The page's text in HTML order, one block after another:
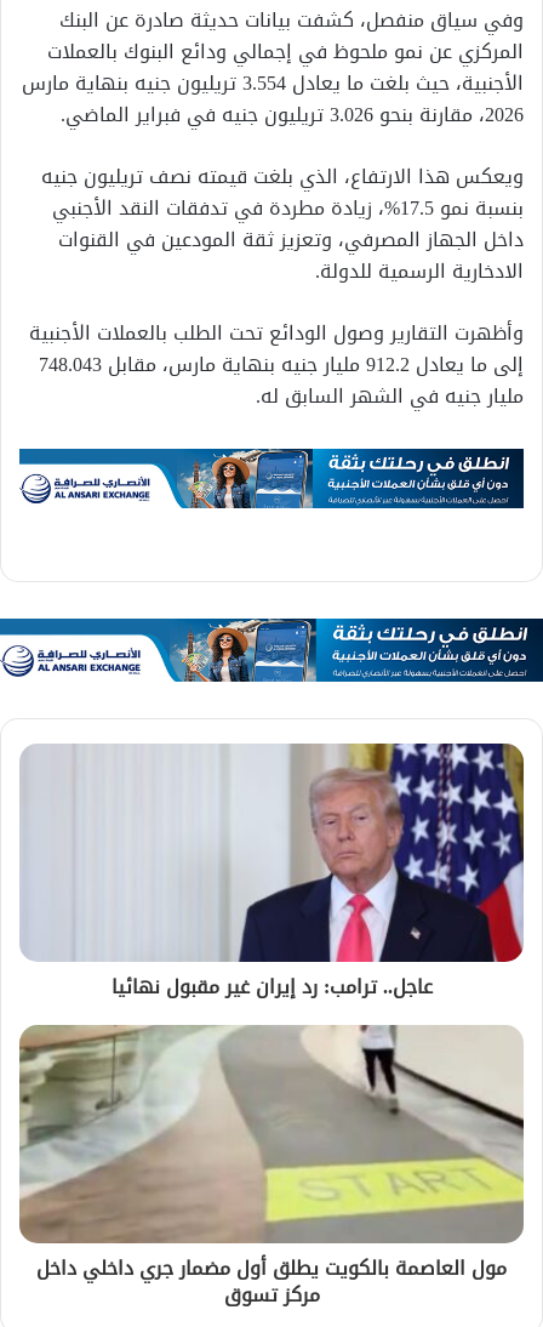
وفي سياق منفصل، كشفت بيانات حديثة صادرة عن البنك
المركزي عن نمو ملحوظ في إجمالي ودائع البنوك بالعملات
الأجنبية، حيث بلغت ما يعادل 3.554 تريليون جنيه بنهاية مارس
2026، مقارنة بنحو 3.026 تريليون جنيه في فبراير الماضي.
ويعكس هذا الارتفاع، الذي بلغت قيمته نصف تريليون جنيه
بنسبة نمو 17.5%، زيادة مطردة في تدفقات النقد الأجنبي
داخل الجهاز المصرفي، وتعزيز ثقة المودعين في القنوات
الادخارية الرسمية للدولة.
وأظهرت التقارير وصول الودائع تحت الطلب بالعملات الأجنبية
إلى ما يعادل 912.2 مليار جنيه بنهاية مارس، مقابل 748.043
مليار جنيه في الشهر السابق له.
عاجل.. ترامب: رد إيران غير مقبول نهائيا
مول العاصمة بالكويت يطلق أول مضمار جري داخلي داخل
مركز تسوق